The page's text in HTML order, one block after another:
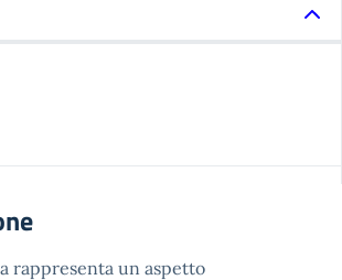
rappresenta un aspetto